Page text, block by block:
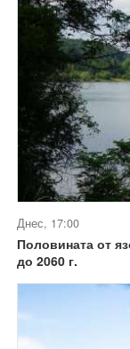
Днес, 17:00
Половината от
до 2060 г.